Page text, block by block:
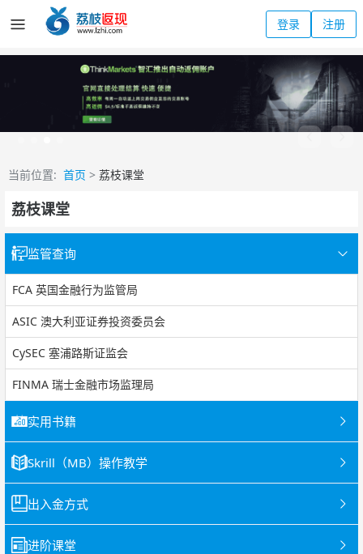
登录 注册
当前位置: 首页 > 荔枝课堂
荔枝课堂
监管查询
FCA 英国金融行为监管局
ASIC 澳大利亚证券投资委员会
CySEC 塞浦路斯证监会
FINMA 瑞士金融市场监理局
实用书籍
Skrill（MB）操作教学
出入金方式
进阶课堂